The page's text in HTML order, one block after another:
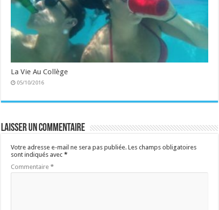
La Vie Au Collège
05/10/2016
Laisser un commentaire
Votre adresse e-mail ne sera pas publiée. Les champs obligatoires
sont indiqués avec*
Commentaire*